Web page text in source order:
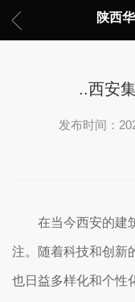
陕西
..西安
发布时间：
在当今西安的建
注。随着科技和创新
也日益多样化和个性